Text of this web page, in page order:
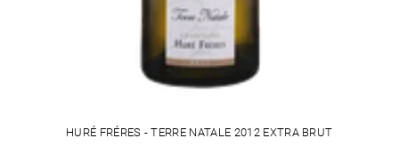
HURÉ FRÉRES - TERRE NATALE 2012 EXTRA BRUT